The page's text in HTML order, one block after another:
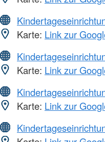
Karte: Link zur
Karte: Link zur
Karte: Link zur